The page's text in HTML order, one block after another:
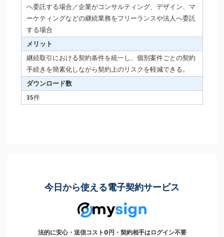
へ委託する場合／企業がコンサルティング、デザイン、マ
ーケティングなどの継続業務をフリーランスや法人へ委託
する場合
メリット
継続取引における契約条件を統一し、個別案件ごとの契約
手続きを簡素化しながら契約上のリスクを軽減できる。
ダウンロード数
35件
今日から使える電子契約サービス
法的に安心・送信コスト0円・契約相手はログイン不要